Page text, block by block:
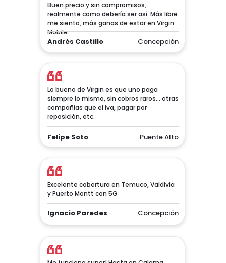
Buen precio y sin compromisos,
realmente como debería ser así: Más libre
me siento, más ganas de estar en Virgin
Mobile.
Andrés Castillo Concepción
Lo bueno de Virgin es que uno paga
siempre lo mismo, sin cobros raros... otras
compañías que el iva, pagar por
reposición, etc.
Felipe Soto Puente Alto
Excelente cobertura en Temuco, Valdivia
y Puerto Montt con 5G
Ignacio Paredes Concepción